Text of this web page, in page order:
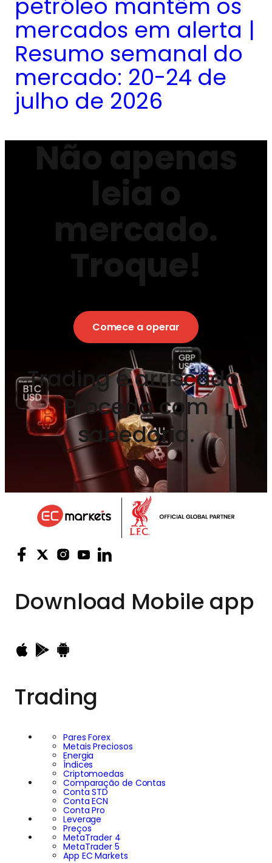
petróleo mantêm os
mercados em alerta |
Resumo semanal do
mercado: 20-24 de
julho de 2026
Não apenas
leia o
mercado.
Troque!
Comece a operar
Trading é arriscado.
Proceda com
sabedoria.
Download Mobile app
Trading
Pares Forex
Metais Preciosos
Energia
Índices
Criptomoedas
Comparação de Contas
Conta STD
Conta ECN
Conta Pro
Leverage
Preços
MetaTrader 4
MetaTrader 5
App EC Markets